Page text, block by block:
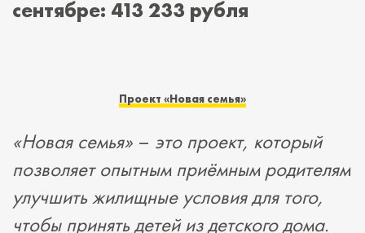
сентябре: 413 233 рубля
Проект «Новая семья»
«Новая семья» – это проект, который
позволяет опытным приёмным родителям
улучшить жилищные условия для того,
чтобы принять детей из детского дома.